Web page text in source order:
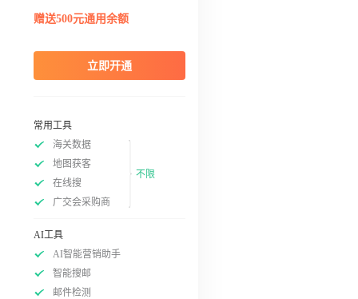
赠送500元通用余额
立即开通
常用工具
海关数据
地图获客
在线搜
广交会采购商
不限
AI工具
AI智能营销助手
智能搜邮
邮件检测